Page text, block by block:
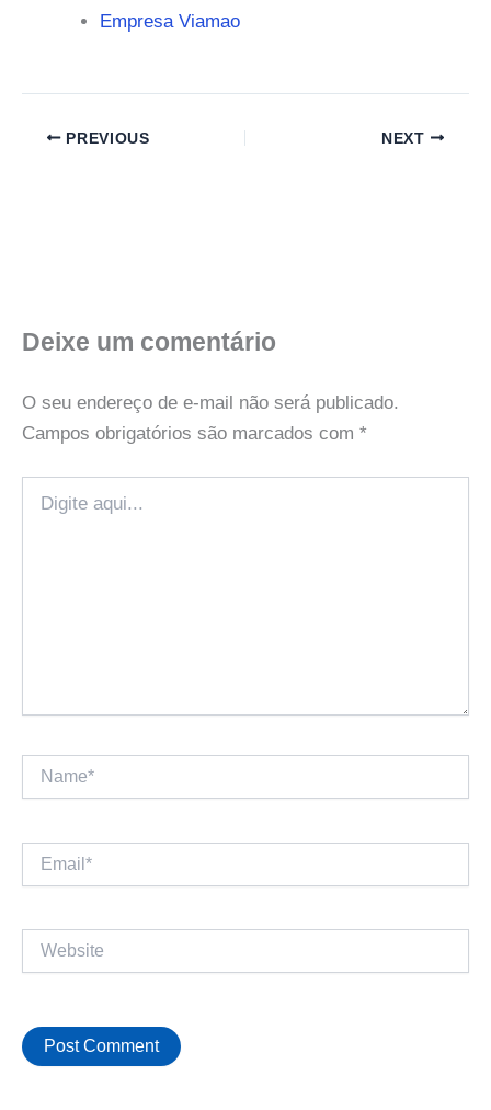
Empresa Viamao
PREVIOUS NEXT
Deixe um comentário
O seu endereço de e-mail não será publicado.
Campos obrigatórios são marcados com *
aqui...
Website